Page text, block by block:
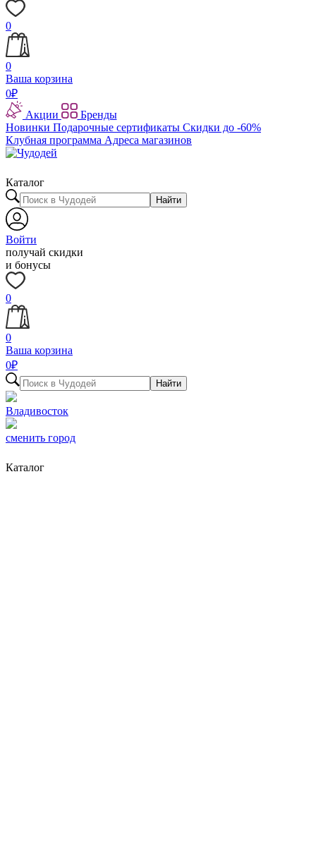
0
0
Ваша корзина
0₽
Акции
Бренды
Новинки Подарочные сертификаты Скидки до -60%
Клубная программа Адреса магазинов
Каталог
Найти
Войти
получай скидки
и бонусы
0
0
Ваша корзина
0₽
Найти
Владивосток
сменить город
Каталог